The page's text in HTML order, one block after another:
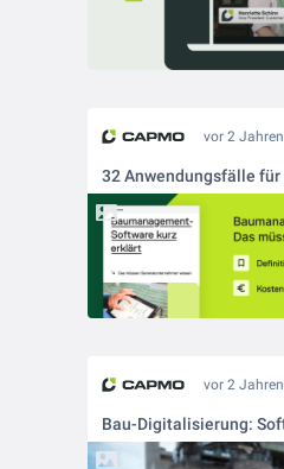
vor 2 Jahren
vor 2 Jahren